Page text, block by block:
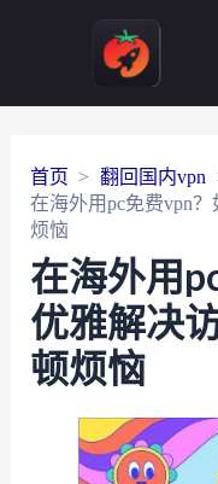
首页
翻回国内vpn
在海外用pc免费vpn
烦恼
在海外用
优雅解决
顿烦恼